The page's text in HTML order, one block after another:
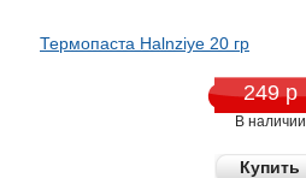
Термопаста Halnziye 20 гр
249 р
В наличии
Купить